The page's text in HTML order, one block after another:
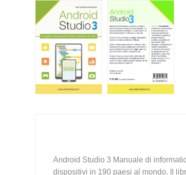
Android Studio 3 Manuale di
dispositivi in 190 paesi al mondo. Il